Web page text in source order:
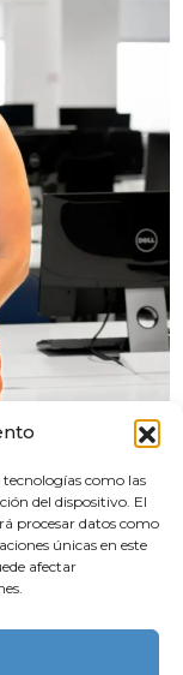
como las
del dispositivo. El
procesar datos como
únicas en este
afectar